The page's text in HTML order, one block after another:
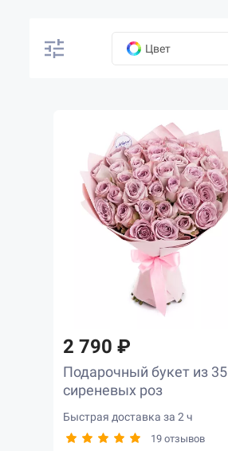
Цвет
2 790 ₽
Подарочный букет из 35
сиреневых роз
Быстрая доставка за 2 ч
19 отзывов